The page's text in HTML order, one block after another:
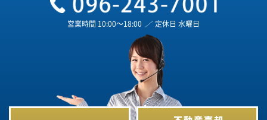
営業時間 10:00～18:00 ／ 定休日 水曜日